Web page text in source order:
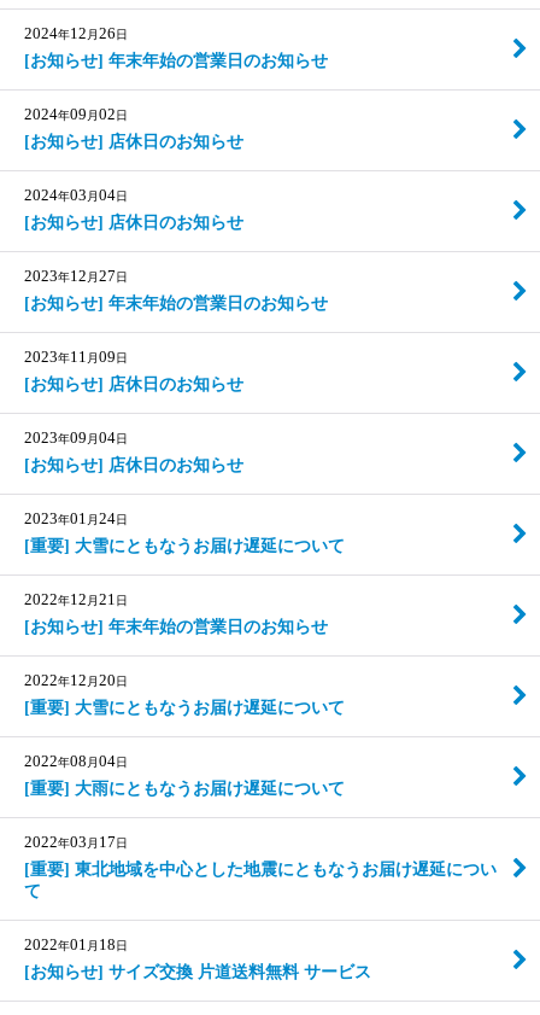
2024年12 月26日
[お知らせ] 年末年始の営業日のお知らせ
2024年09 月02日
[お知らせ] 店休日のお知らせ
2024年03 月04日
[お知らせ] 店休日のお知らせ
2023年12 月27日
[お知らせ] 年末年始の営業日のお知らせ
2023年11 月09日
[お知らせ] 店休日のお知らせ
2023年09 月04日
[お知らせ] 店休日のお知らせ
2023年01 月24日
[重要] 大雪にともなうお届け遅延について
2022年12 月21日
[お知らせ] 年末年始の営業日のお知らせ
2022年12 月20日
[重要] 大雪にともなうお届け遅延について
2022年08 月04日
[重要] 大雨にともなうお届け遅延について
2022年03 月 17日
[重要] 東北地域を中心とした地震にともなうお届け遅延につい
て
2022年01 月 18日
[お知らせ] サイズ交換 片道送料無料 サービス